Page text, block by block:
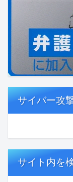
サイバー攻
サイト内を